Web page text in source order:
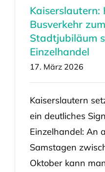
Kaiserslautern:
Busverkehr
Stadtjubiläum
Einzelhandel
17. März 2026
Kaiserslautern
ein deutliches
Einzelhandel: An
Samstagen
Oktober kann